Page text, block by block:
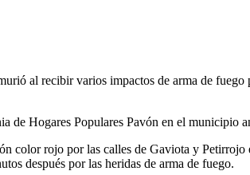
al recibir varios impactos de arma de
Hogares Populares Pavón en el municipio
color rojo por las calles de Gaviota y
después por las heridas de arma de fuego.